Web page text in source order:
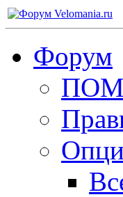
Форум